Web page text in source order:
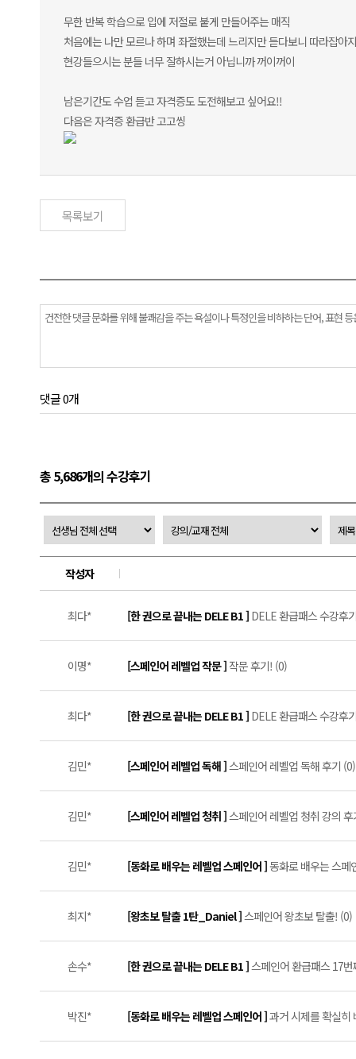
무한 반복 학습으로 입에 저절로 붙게 만들어주는 매직
처음에는 나만 모르나 하며 좌절했는데 느리지만 듣다보니 따라잡아
현강들으시는 분들 너무 잘하시는거 아닙니까 꺼이꺼이
남은기간도 수업 듣고 자격증도 도전해보고 싶어요!!
다음은 자격증 환급반 고고씽
목록보기
댓글 0개
총 5,686개의 수강후기
작성자
최다* [한 권으로 끝내는 DELE B1 ] DELE 환급패스 수강후
이명* [스페인어 레벨업 작문 ] 작문 후기! (0)
최다* [한 권으로 끝내는 DELE B1 ] DELE 환급패스 수강후
김민* [스페인어 레벨업 독해 ]스페인어 레벨업 독해 후기 (0)
김민* [스페인어 레벨업 청취 ]스페인어 레벨업 청취 강의 후
김민* [동화로 배우는 레벨업 스페인어 ]동화로 배우는 스페
최지* [왕초보 탈출 1탄_Daniel ]스페인어 왕초보 탈출! (0)
손수* [한 권으로 끝내는 DELE B1 ]스페인어 환급패스 17
박진* [동화로 배우는 레벨업 스페인어 ]과거 시제를 확실히